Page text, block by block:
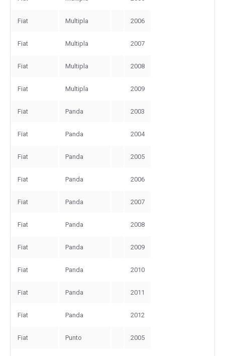
Fiat Multipla 2006
Fiat Multipla 2007
Fiat Multipla 2008
Fiat Multipla 2009
Fiat Panda 2003
Fiat Panda 2004
Fiat Panda 2005
Fiat Panda 2006
Fiat Panda 2007
Fiat Panda 2008
Fiat Panda 2009
Fiat Panda 2010
Fiat Panda 2011
Fiat Panda 2012
Fiat Punto 2005